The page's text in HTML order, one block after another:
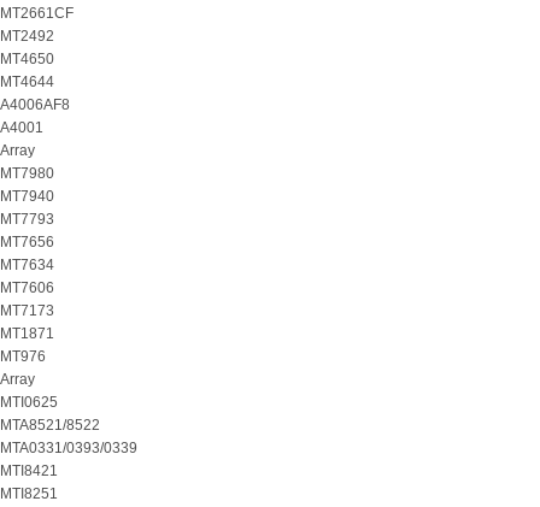
MT2661CF
MT2492
MT4650
MT4644
A4006AF8
A4001
Array
MT7980
MT7940
MT7793
MT7656
MT7634
MT7606
MT7173
MT1871
MT976
Array
MTI0625
MTA8521/8522
MTA0331/0393/0339
MTI8421
MTI8251